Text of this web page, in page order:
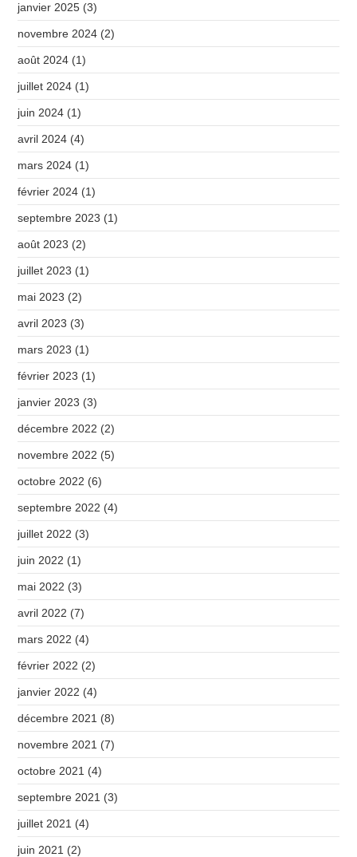
janvier 2025 (3)
novembre 2024 (2)
août 2024 (1)
juillet 2024 (1)
juin 2024 (1)
avril 2024 (4)
mars 2024 (1)
février 2024 (1)
septembre 2023 (1)
août 2023 (2)
juillet 2023 (1)
mai 2023 (2)
avril 2023 (3)
mars 2023 (1)
février 2023 (1)
janvier 2023 (3)
décembre 2022 (2)
novembre 2022 (5)
octobre 2022 (6)
septembre 2022 (4)
juillet 2022 (3)
juin 2022 (1)
mai 2022 (3)
avril 2022 (7)
mars 2022 (4)
février 2022 (2)
janvier 2022 (4)
décembre 2021 (8)
novembre 2021 (7)
octobre 2021 (4)
septembre 2021 (3)
juillet 2021 (4)
juin 2021 (2)